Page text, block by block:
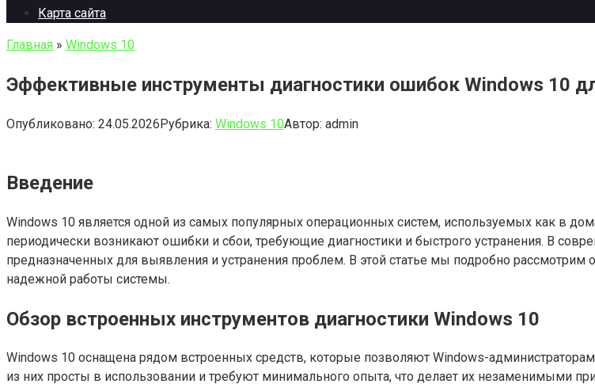
Карта сайта
Главная » Windows 10
Эффективные инструменты диагностики ошибок Windows 10
Опубликовано: 24.05.2026Рубрика: Windows 10Автор: admin
Введение
Windows 10 является одной из самых популярных операционных систем, используемых как в
периодически возникают ошибки и сбои, требующие диагностики и быстрого устранения. В
предназначенных для выявления и устранения проблем. В этой статье мы подробно
надежной работы системы.
Обзор встроенных инструментов диагностики Windows 10
Windows 10 оснащена рядом встроенных средств, которые позволяют Windows-
из них просты в использовании и требуют минимального опыта, что делает их незаменимыми